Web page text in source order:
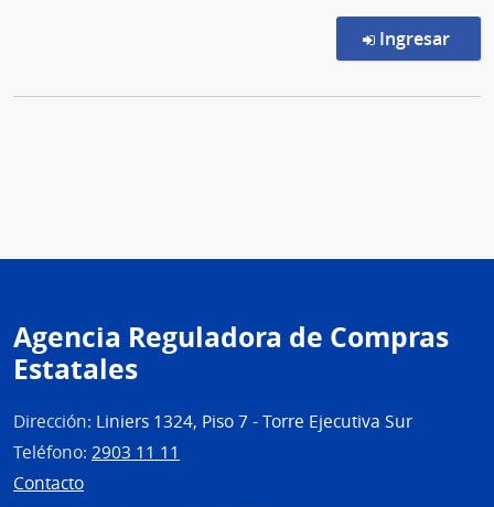
Ingresar
Agencia Reguladora de Compras
Estatales
Dirección: Liniers 1324, Piso 7 - Torre Ejecutiva Sur
Teléfono: 2903 11 11
Contacto